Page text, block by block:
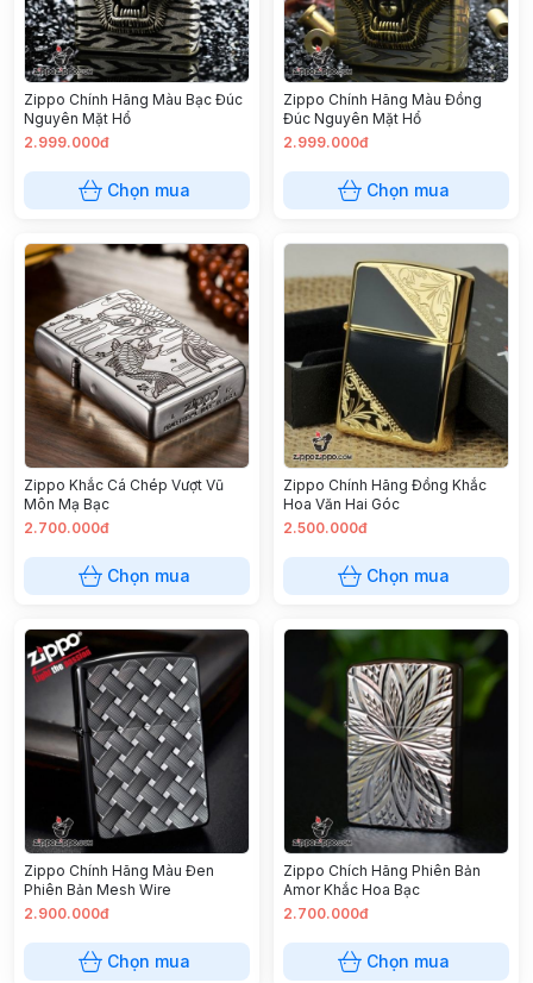
Zippo Chính Hãng Màu Bạc Đúc
Nguyên Mặt Hổ
2.999.000đ
Chọn mua
Zippo Chính Hãng Màu Đồng
Đúc Nguyên Mặt Hổ
2.999.000đ
Chọn mua
Zippo Khắc Cá Chép Vượt Vũ
Môn Mạ Bạc
2.700.000đ
Chọn mua
Zippo Chính Hãng Đồng Khắc
Hoa Văn Hai Góc
2.500.000đ
Chọn mua
Zippo Chính Hãng Màu Đen
Phiên Bản Mesh Wire
2.900.000đ
Chọn mua
Zippo Chích Hãng Phiên Bản
Amor Khắc Hoa Bạc
2.700.000đ
Chọn mua